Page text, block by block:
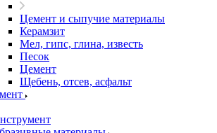
Цемент и сыпучие материалы
Керамзит
Мел, гипс, глина, известь
Песок
Цемент
Щебень, отсев, асфальт